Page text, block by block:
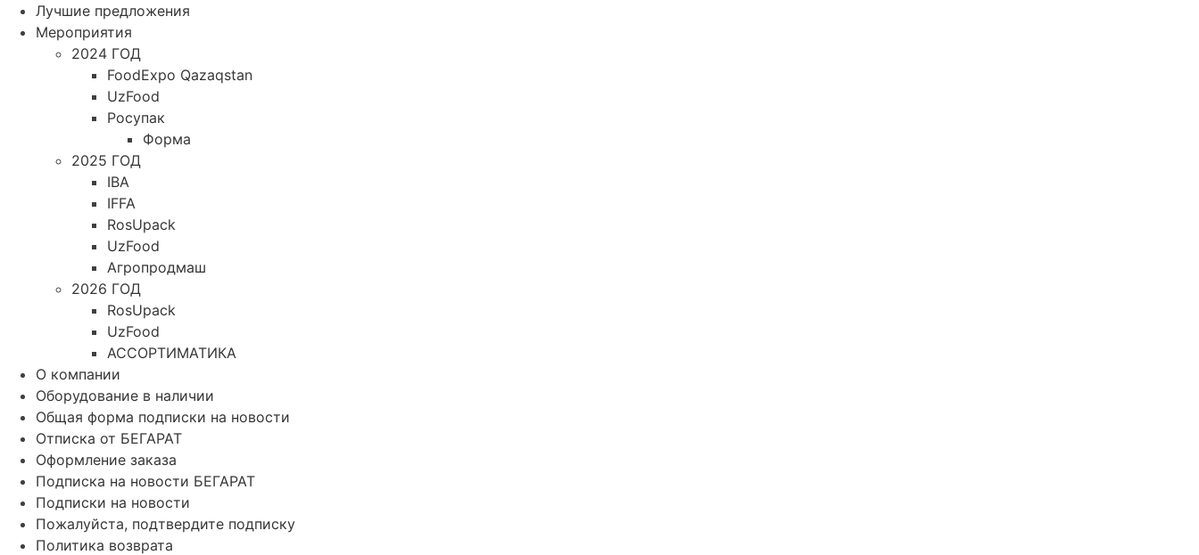
Лучшие предложения
Мероприятия
2024 ГОД
FoodExpo Qazaqstan
UzFood
Росупак
Форма
2025 ГОД
IBA
IFFA
RosUpack
UzFood
Агропродмаш
2026 ГОД
RosUpack
UzFood
АССОРТИМАТИКА
О компании
Оборудование в наличии
Общая форма подписки на новости
Отписка от БЕГАРАТ
Оформление заказа
Подписка на новости БЕГАРАТ
Подписки на новости
Пожалуйста, подтвердите подписку
Политика возврата